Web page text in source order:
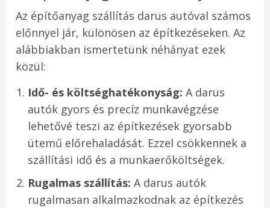
Az építőanyag szállítás darus autóval számos
előnnyel jár, különösen az építkezéseken. Az
alábbiakban ismertetünk néhányat ezek
közül:
Idő- és költséghatékonyság: A darus
autók gyors és precíz munkavégzése
lehetővé teszi az építkezések gyorsabb
ütemű előrehaladását. Ezzel csökkennek a
szállítási idő és a munkaerőköltségek.
Rugalmas szállítás: A darus autók
rugalmasan alkalmazkodnak az építkezés